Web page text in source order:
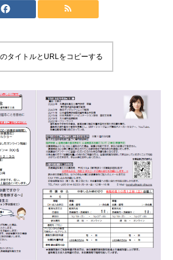
タイトルとURLをコピーする